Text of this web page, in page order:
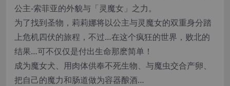
公主-索菲亚的外貌与「灵魔女」之力。
为了找到圣物，莉莉娜将以公主与灵魔女的双重身分踏
上危机四伏的旅程，不过…在这个疯狂的世界，败北的
结果…可不仅仅是付出生命那麽简单！
成为魔女犬、用肉体供奉不死生物、与魔虫交合产卵、
把自己的魔力和肠道做为容器酿酒…